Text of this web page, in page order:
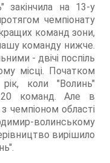
закінчила на 13-у
чемпіонату
команд зони,
команду нижче.
- двічі поспіль
місці. Початком
коли "Волинь"
20 команд. Але в
чемпіоном області
волинському
вирішило